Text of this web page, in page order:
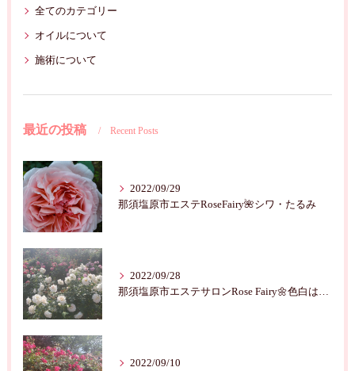
全てのカテゴリー
オイルについて
施術について
最近の投稿 Recent Posts
2022/09/29
那須塩原市エステRoseFairy🌺シワ・たるみ
2022/09/28
2022/09/10